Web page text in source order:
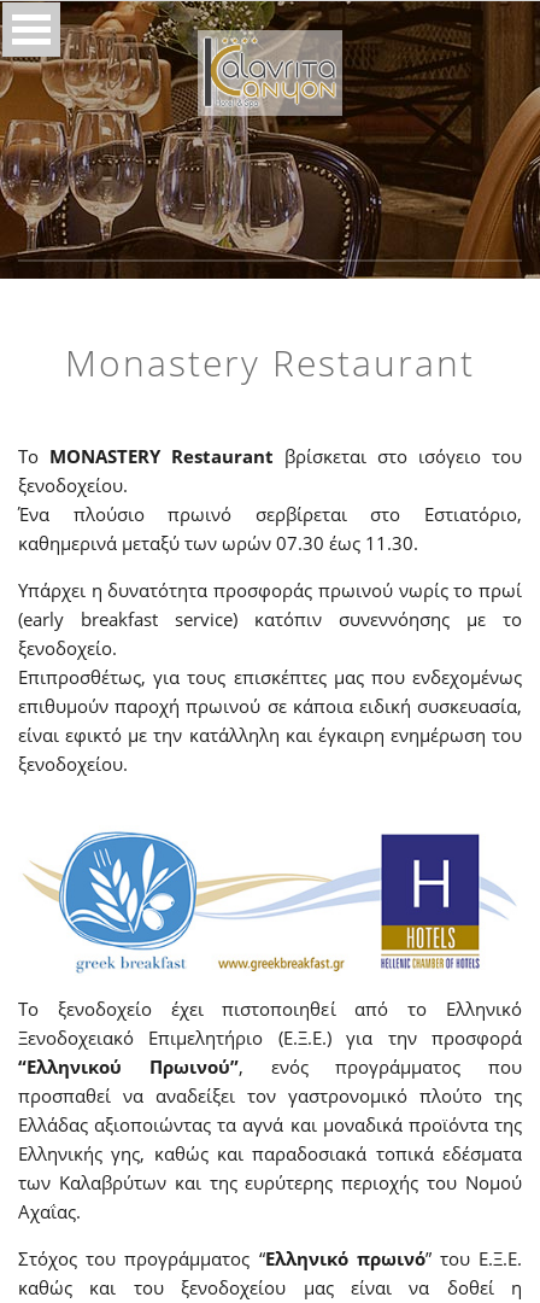
Monastery Restaurant
Το MONASTERY Restaurant βρίσκεται στο ισόγειο του
ξενοδοχείου.
Ένα πλούσιο πρωινό σερβίρεται στο Εστιατόριο,
καθημερινά μεταξύ των ωρών 07.30 έως 11.30.
Υπάρχει η δυνατότητα προσφοράς πρωινού νωρίς το πρωί
(early breakfast service) κατόπιν συνεννόησης με το
ξενοδοχείο.
Επιπροσθέτως, για τους επισκέπτες μας που ενδεχομένως
επιθυμούν παροχή πρωινού σε κάποια ειδική συσκευασία,
είναι εφικτό με την κατάλληλη και έγκαιρη ενημέρωση του
ξενοδοχείου.
Το ξενοδοχείο έχει πιστοποιηθεί από το Ελληνικό
Ξενοδοχειακό Επιμελητήριο (Ε.Ξ.Ε.) για την προσφορά
“Ελληνικού Πρωινού”, ενός προγράμματος που
προσπαθεί να αναδείξει τον γαστρονομικό πλούτο της
Ελλάδας αξιοποιώντας τα αγνά και μοναδικά προϊόντα της
Ελληνικής γης, καθώς και παραδοσιακά τοπικά εδέσματα
των Καλαβρύτων και της ευρύτερης περιοχής του Νομού
Αχαΐας.
Στόχος του προγράμματος “Ελληνικό πρωινό” του Ε.Ξ.Ε.
καθώς και του ξενοδοχείου μας είναι να δοθεί η